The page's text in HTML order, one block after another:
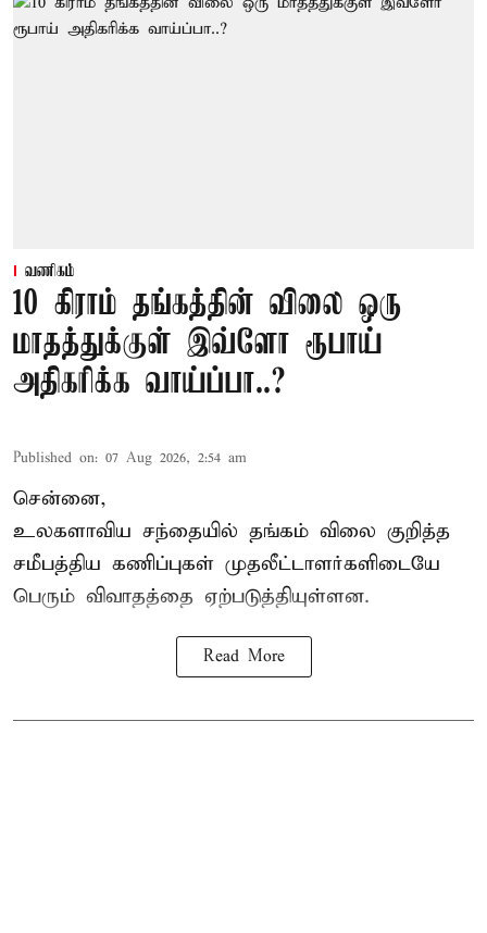
வணிகம்
10 கிராம் தங்கத்தின் விலை ஒரு
மாதத்துக்குள் இவ்ளோ ரூபாய்
அதிகரிக்க வாய்ப்பா..?
Published on: 07 Aug 2026, 2:54 am
சென்னை,
உலகளாவிய சந்தையில் தங்கம் விலை குறித்த
சமீபத்திய கணிப்புகள் முதலீட்டாளர்களிடையே
பெரும் விவாதத்தை ஏற்படுத்தியுள்ளன.
Read More